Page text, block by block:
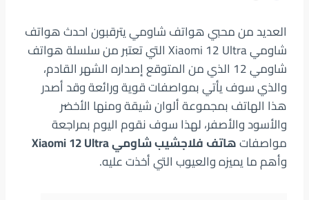
العديد من محبي هواتف شاومي يترقبون احدث هواتف
شاومي Xiaomi 12 Ultra التي تعتبر من سلسلة هواتف
شاومي 12 الذي من المتوقع إصداره الشهر القادم،
والذي سوف يأتي بمواصفات قوية ورائعة وقد أصدر
هذا الهاتف بمجموعة ألوان شيقة ومنها الأخضر
والأسود والأصفر، لهذا سوف نقوم اليوم بمراجعة
مواصفاتهاتف فلاجشيب شاومي Xiaomi 12 Ultra
وأهم ما يميزه والعيوب التي أخذت عليه.